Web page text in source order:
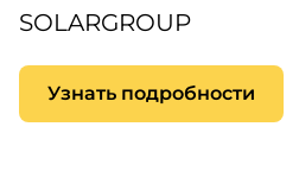
SOLARGROUP
Узнать подробности